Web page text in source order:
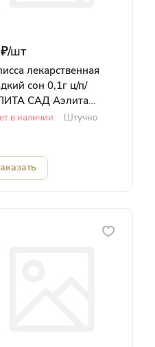
шт
лекарственная
сон 0,1г ц/п/
САД Аэлита
в наличии Штучно